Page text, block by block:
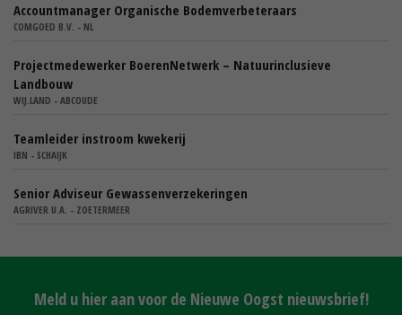
Accountmanager Organische Bodemverbeteraars
COMGOED B.V. - NL
Projectmedewerker BoerenNetwerk – Natuurinclusieve
Landbouw
WIJ.LAND - ABCOUDE
Teamleider instroom kwekerij
IBN - SCHAIJK
Senior Adviseur Gewassenverzekeringen
AGRIVER U.A. - ZOETERMEER
Meld u hier aan voor de Nieuwe Oogst nieuwsbrief!